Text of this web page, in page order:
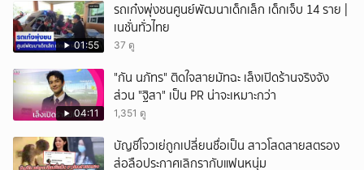
01:55
รถเก๋งพุ่งชนศูนย์พัฒนาเด็กเล็ก เด็กเจ็บ 14 ราย |
เนชั่นทั่วไทย
37 ดู
04:11
"กัน นภัทร" ติดใจสายมัทฉะ เล็งเปิดร้านจริงจัง
ส่วน "ฐิสา" เป็น PR น่าจะเหมาะกว่า
1,351 ดู
บัญชีโจวเย่ถูกเปลี่ยนชื่อเป็น สาวโสดสายสตรอง
ส่อลือประกาศเลิกรากับแฟนหนุ่ม